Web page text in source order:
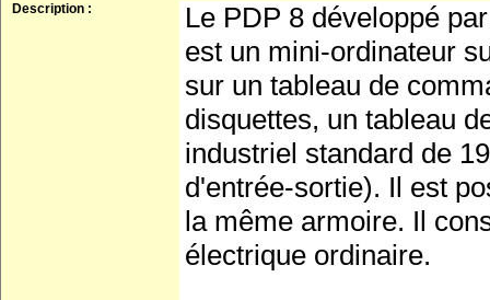
Description :
Le PDP 8 développé
est un mini-ordinateur
sur un tableau de
disquettes, un tableau
industriel standard de
d'entrée-sortie). Il est
la même armoire. Il
électrique ordinaire.